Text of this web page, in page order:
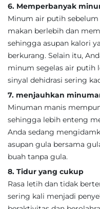
6. Memperbanyak
Minum air putih sebelum
makan berlebih dan
sehingga asupan kalori
berkurang. Selain itu,
minum segelas air putih
sinyal dehidrasi sering
7. menjauhkan
Minuman manis
sehingga lebih enteng
Anda sedang
asupan gula bersama
buah tanpa gula.
8. Tidur yang cukup
Rasa letih dan tidak
sering kali menjadi